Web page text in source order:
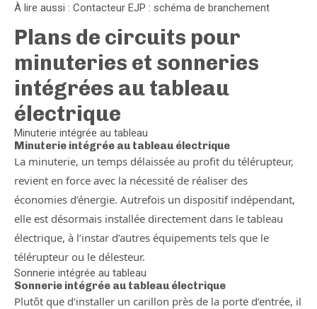
À lire aussi : Contacteur EJP : schéma de branchement
Plans de circuits pour
minuteries et sonneries
intégrées au tableau
électrique
Minuterie intégrée au tableau
Minuterie intégrée au tableau électrique
La minuterie, un temps délaissée au profit du télérupteur,
revient en force avec la nécessité de réaliser des
économies d’énergie. Autrefois un dispositif indépendant,
elle est désormais installée directement dans le tableau
électrique, à l’instar d’autres équipements tels que le
télérupteur ou le délesteur.
Sonnerie intégrée au tableau
Sonnerie intégrée au tableau électrique
Plutôt que d’installer un carillon près de la porte d’entrée, il